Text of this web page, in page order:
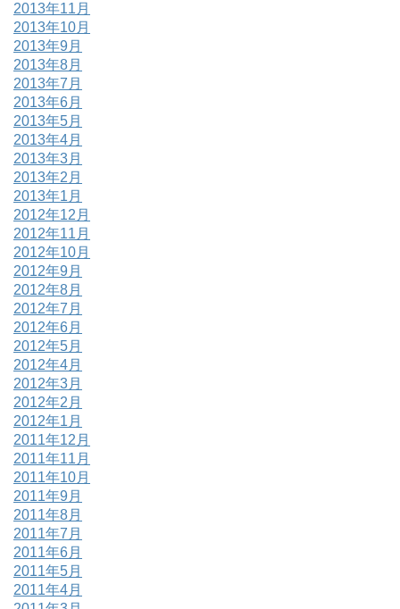
2013年11月
2013年10月
2013年9月
2013年8月
2013年7月
2013年6月
2013年5月
2013年4月
2013年3月
2013年2月
2013年1月
2012年12月
2012年11月
2012年10月
2012年9月
2012年8月
2012年7月
2012年6月
2012年5月
2012年4月
2012年3月
2012年2月
2012年1月
2011年12月
2011年11月
2011年10月
2011年9月
2011年8月
2011年7月
2011年6月
2011年5月
2011年4月